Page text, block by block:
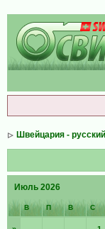
Швейцария -
Июль 2026
В П В С